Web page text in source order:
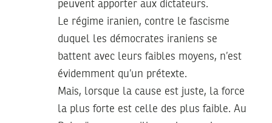
peuvent apporter aux dictateurs.
Le régime iranien, contre le fascisme
duquel les démocrates iraniens se
battent avec leurs faibles moyens, n’est
évidemment qu’un prétexte.
Mais, lorsque la cause est juste, la force
la plus forte est celle des plus faible. Au